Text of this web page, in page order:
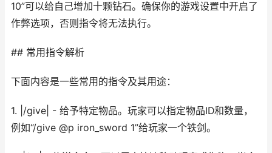
10”可以给自己增加十颗钻石。确保你的游戏设置中开启了
作弊选项，否则指令将无法执行。
## 常用指令解析
下面内容是一些常用的指令及其用途：
1. |/give| - 给予特定物品。玩家可以指定物品ID和数量，
例如“/give @p iron_sword 1”给玩家一个铁剑。